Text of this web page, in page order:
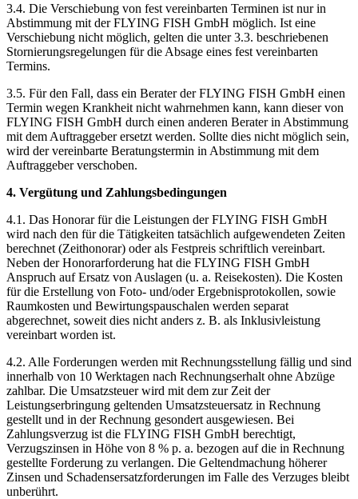
3.4. Die Verschiebung von fest vereinbarten Terminen ist nur in
Abstimmung mit der FLYING FISH GmbH möglich. Ist eine
Verschiebung nicht möglich, gelten die unter 3.3. beschriebenen
Stornierungsregelungen für die Absage eines fest vereinbarten
Termins.
3.5. Für den Fall, dass ein Berater der FLYING FISH GmbH einen
Termin wegen Krankheit nicht wahrnehmen kann, kann dieser von
FLYING FISH GmbH durch einen anderen Berater in Abstimmung
mit dem Auftraggeber ersetzt werden. Sollte dies nicht möglich sein,
wird der vereinbarte Beratungstermin in Abstimmung mit dem
Auftraggeber verschoben.
4. Vergütung und Zahlungsbedingungen
4.1. Das Honorar für die Leistungen der FLYING FISH GmbH
wird nach den für die Tätigkeiten tatsächlich aufgewendeten Zeiten
berechnet (Zeithonorar) oder als Festpreis schriftlich vereinbart.
Neben der Honorarforderung hat die FLYING FISH GmbH
Anspruch auf Ersatz von Auslagen (u. a. Reisekosten). Die Kosten
für die Erstellung von Foto- und/oder Ergebnisprotokollen, sowie
Raumkosten und Bewirtungspauschalen werden separat
abgerechnet, soweit dies nicht anders z. B. als Inklusivleistung
vereinbart worden ist.
4.2. Alle Forderungen werden mit Rechnungsstellung fällig und sind
innerhalb von 10 Werktagen nach Rechnungserhalt ohne Abzüge
zahlbar. Die Umsatzsteuer wird mit dem zur Zeit der
Leistungserbringung geltenden Umsatzsteuersatz in Rechnung
gestellt und in der Rechnung gesondert ausgewiesen. Bei
Zahlungsverzug ist die FLYING FISH GmbH berechtigt,
Verzugszinsen in Höhe von 8 % p. a. bezogen auf die in Rechnung
gestellte Forderung zu verlangen. Die Geltendmachung höherer
Zinsen und Schadensersatzforderungen im Falle des Verzuges bleibt
unberührt.